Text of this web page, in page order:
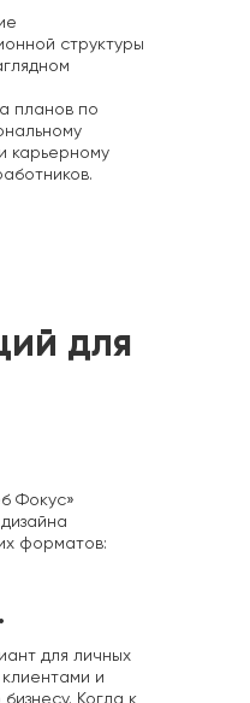
структуры
планов по
карьерному
для
Фокус»
форматов:
для личных
и
Когда к